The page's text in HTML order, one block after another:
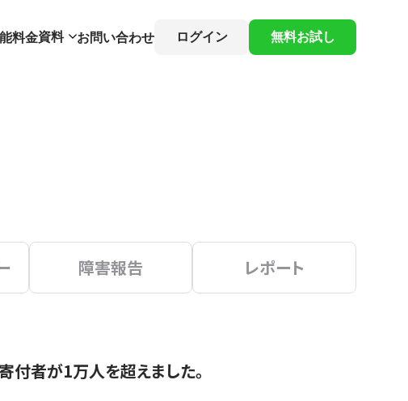
料金資料 お問い合わせ ログイン 無料お試し
障害報告 レポート
者が1万人を超えました。